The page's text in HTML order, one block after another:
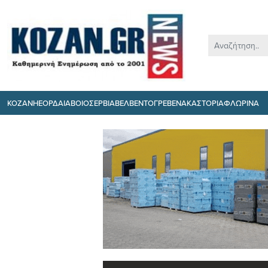
ΚΟΖΑΝΗΕΟΡΔΑΙΑΒΟΙΟΣΕΡΒΙΑΒΕΛΒΕΝΤΟΓΡΕΒΕΝΑΚΑΣΤΟΡΙΑΦΛΩΡΙΝΑ